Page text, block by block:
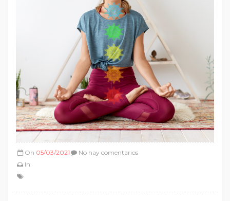
On 05/03/2021
In
No hay comentarios